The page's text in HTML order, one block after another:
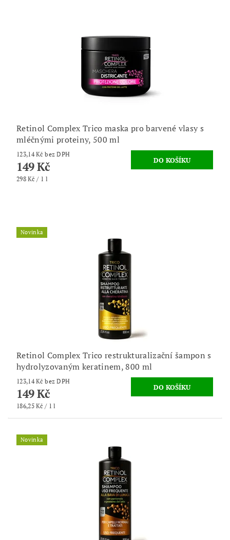
Retinol Complex Trico maska pro barvené vlasy s
mléčnými proteiny, 500 ml
123,14 Kč bez DPH
149 Kč
298 Kč / 1 l
Novinka
Retinol Complex Trico restrukturalizační šampon s
hydrolyzovaným keratinem, 800 ml
123,14 Kč bez DPH
149 Kč
186,25 Kč / 1 l
Novinka